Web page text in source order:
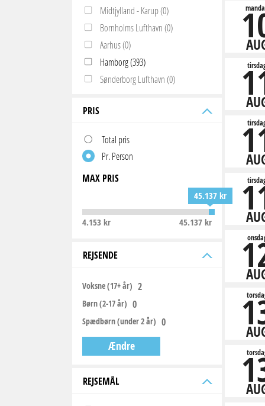
Midtjylland - Karup (0)
Bornholms Lufthavn (0)
Aarhus (0)
Hamborg (393)
Sønderborg Lufthavn (0)
PRIS
Total pris
Pr. Person
MAX PRIS
45.137 kr
4.153 kr 45.137 kr
REJSENDE
Voksne (17+ år)
Børn (2-17 år)
Spædbørn (under 2 år)
Ændre
REJSEMÅL